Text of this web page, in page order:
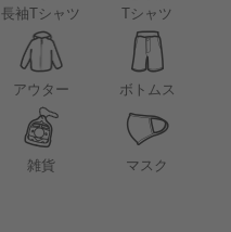
長袖Tシャツ
Tシャツ
アウター ボトムス
雑貨 マスク